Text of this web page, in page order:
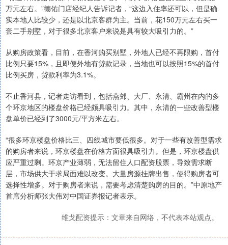
万元左右。”德佑门店经纪人告诉记者，“这边入住率还可以，但是确
实本地人比较少，还是以北京客群为主。当前，花150万元左右买一
套二手别墅，对于很多北京客户来说是具有较大吸引力的。”
从购房政策看，目前，在香河购买别墅，外地人已经不再限购，首付
比例只要15%，且即便外地有贷款记录，当地也可以按照15%的首付
比例买房，贷款利率为3.1%。
不止香河县，记者走访看到，包括燕郊、大厂、永清、霸州在内的多
个环京地区的楼盘价格已经颇具吸引力。其中，永清的一些改善型楼
盘单价已经到了3000元/平方米左右。
“很多环京楼盘价格比三、四线城市要低很多。对于一些有改善型需求
的购房者来说，环京楼盘在价格方面很具吸引力。但是，环京楼盘供
应严重过剩。环京产业薄弱，无法留住人口配资股票，导致需求断
层，市场供大于求局面难以改变。大量房源挂牌出售，使得购房者可
选择性增多。对于购房者来说，需要考虑清楚购房的目的。”中原地产
首席分析师张大伟对中国证券报记者表示。
维戈配资提示：文章来自网络，不代表本站观点。